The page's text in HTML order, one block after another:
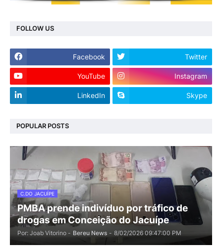
FOLLOW US
Facebook Twitter
YouTube Instagram
LinkedIn Skype
POPULAR POSTS
C.DO JACUÍPE
PMBA prende indivíduo por tráfico de
drogas em Conceição do Jacuípe
Por: Joab Vitorino - Bereu News - 8/02/2026 09:47:00 PM